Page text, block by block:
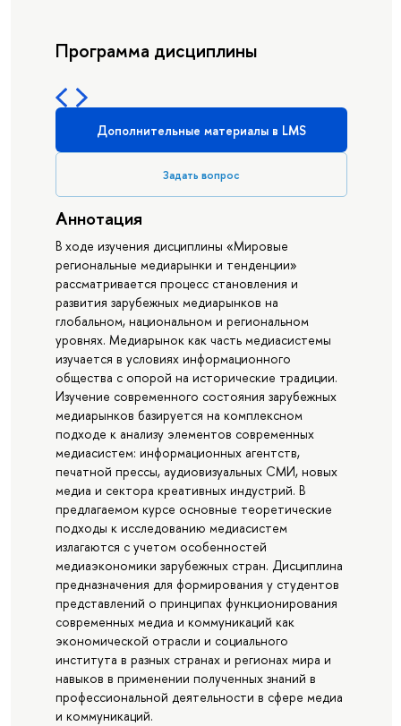
Программа дисциплины
Дополнительные материалы в LMS
Задать вопрос
Аннотация
В ходе изучения дисциплины «Мировые
региональные медиарынки и тенденции»
рассматривается процесс становления и
развития зарубежных медиарынков на
глобальном, национальном и региональном
уровнях. Медиарынок как часть медиасистемы
изучается в условиях информационного
общества с опорой на исторические традиции.
Изучение современного состояния зарубежных
медиарынков базируется на комплексном
подходе к анализу элементов современных
медиасистем: информационных агентств,
печатной прессы, аудиовизуальных СМИ, новых
медиа и сектора креативных индустрий. В
предлагаемом курсе основные теоретические
подходы к исследованию медиасистем
излагаются с учетом особенностей
медиаэкономики зарубежных стран. Дисциплина
предназначения для формирования у студентов
представлений о принципах функционирования
современных медиа и коммуникаций как
экономической отрасли и социального
института в разных странах и регионах мира и
навыков в применении полученных знаний в
профессиональной деятельности в сфере медиа
и коммуникаций.